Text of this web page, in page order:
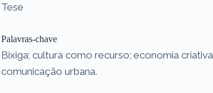
Tese
Palavras-chave
Bixiga; cultura como recurso; economia criativa,
comunicação urbana.